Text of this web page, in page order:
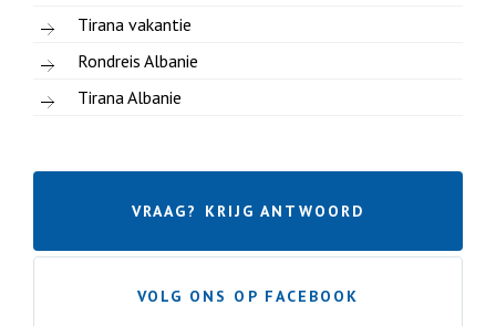
Tirana vakantie
Rondreis Albanie
Tirana Albanie
VRAAG? KRIJG ANTWOORD
VOLG ONS OP FACEBOOK